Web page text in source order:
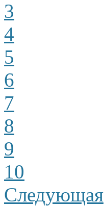
3
4
5
6
7
8
9
10
Следующая